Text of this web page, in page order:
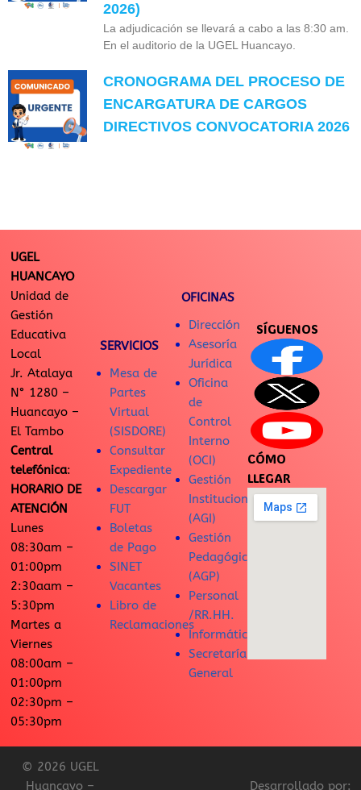
2026)
La adjudicación se llevará a cabo a las 8:30 am.
En el auditorio de la UGEL Huancayo.
CRONOGRAMA DEL PROCESO DE
ENCARGATURA DE CARGOS
DIRECTIVOS CONVOCATORIA 2026
UGEL
HUANCAYO
Unidad de
Gestión
Educativa
Local
Jr. Atalaya
N° 1280 –
Huancayo –
El Tambo
Central
telefónica:
HORARIO DE
ATENCIÓN
Lunes
08:30am –
01:00pm
2:30aam –
5:30pm
Martes a
Viernes
08:00am –
01:00pm
02:30pm –
05:30pm
SERVICIOS
Mesa de
Partes
Virtual
(SISDORE)
Consultar
Expediente
Descargar
FUT
Boletas
de Pago
SINET
Vacantes
Libro de
Reclamaciones
OFICINAS
Dirección
Asesoría
Jurídica
Oficina
de
Control
Interno
(OCI)
Gestión
Institucional
(AGI)
Gestión
Pedagógica
(AGP)
Personal
/RR.HH.
Informática
Secretaría
General
SÍGUENOS
CÓMO
LLEGAR
© 2026 UGEL
Huancayo –
Desarrollado por: